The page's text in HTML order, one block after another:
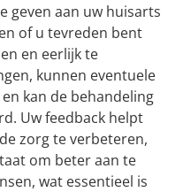
geven aan uw huisarts
of u tevreden bent
en eerlijk te
kunnen eventuele
kan de behandeling
Uw feedback helpt
zorg te verbeteren,
om beter aan te
wat essentieel is